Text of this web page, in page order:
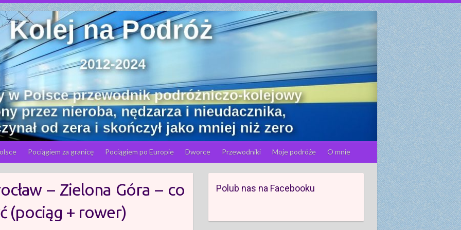
Pociągiem za granicę Pociągiem po Europie Dworce Przewodniki Moje podróże O mnie
– Zielona Góra – co
(pociąg + rower)
Polub nas na Facebooku